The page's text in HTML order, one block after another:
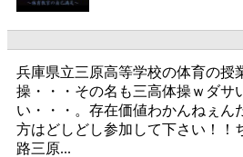
兵庫県立三原高等学校の体育の授
操・・・その名も三高体操ｗダサ
い・・・。存在価値わかんねぇん
方はどしどし参加して下さい！！
路三原...